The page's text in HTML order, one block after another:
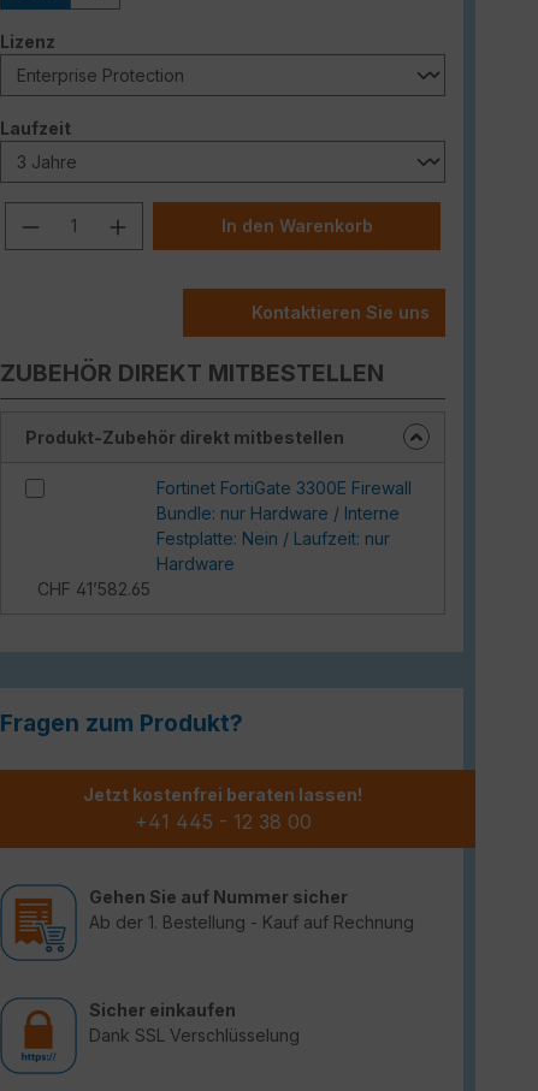
Lizenz
Laufzeitauswählen
Produkt Anzahl: Gib den
In den Warenkorb
Kontaktieren Sie uns
ZUBEHÖR DIREKT MITBESTELLEN
Produkt-Zubehör direkt mitbestellen
Fortinet FortiGate 3300E Firewall
Bundle: nur Hardware / Interne
Festplatte: Nein / Laufzeit: nur
Hardware
CHF 41’582.65
Fragen zum Produkt?
Jetzt kostenfrei beraten lassen!
+41 445 - 12 38 00
Gehen Sie auf Nummer sicher
Ab der 1. Bestellung - Kauf auf Rechnung
Sicher einkaufen
Dank SSL Verschlüsselung